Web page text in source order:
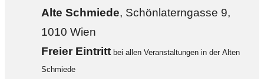
Alte Schmiede, Schönlaterngasse 9,
1010 Wien
Freier Eintritt bei allen Veranstaltungen in der Alten
Schmiede